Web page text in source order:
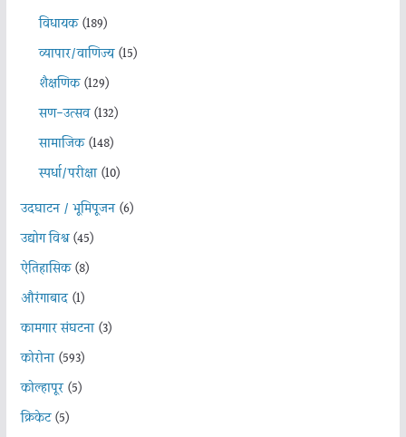
विधायक(189)
व्यापार/वाणिज्य(15)
शैक्षणिक(129)
सण-उत्सव(132)
सामाजिक(148)
स्पर्धा/परीक्षा(10)
उदघाटन / भूमिपूजन(6)
उद्योग विश्व(45)
ऐतिहासिक(8)
औरंगाबाद(1)
कामगार संघटना(3)
कोरोना(593)
कोल्हापूर(5)
क्रिकेट(5)